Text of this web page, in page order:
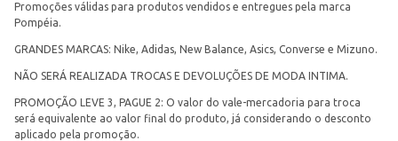
Promoções válidas para produtos vendidos e entregues pela marca
Pompéia.
GRANDES MARCAS: Nike, Adidas, New Balance, Asics, Converse e Mizuno.
NÃO SERÁ REALIZADA TROCAS E DEVOLUÇÕES DE MODA INTIMA.
PROMOÇÃO LEVE 3, PAGUE 2: O valor do vale-mercadoria para troca
será equivalente ao valor final do produto, já considerando o desconto
aplicado pela promoção.